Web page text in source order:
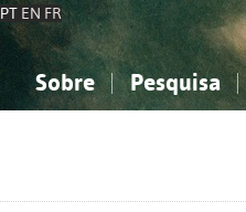
PT EN FR
Sobre Pesquisa